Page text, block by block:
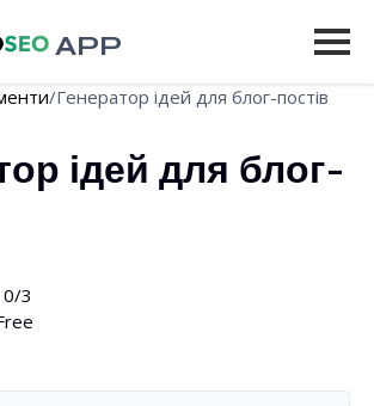
APP
/Генератор ідей для блог-постів
ідей для блог-
0/3